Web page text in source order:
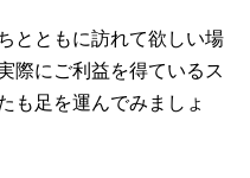
とともに訪れて欲しい場
際にご利益を得ているス
も足を運んでみましょ